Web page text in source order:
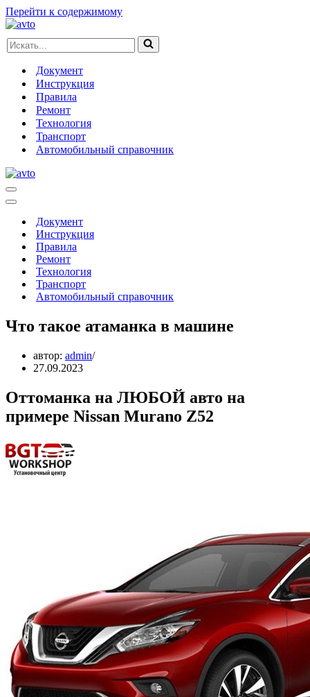
Перейти к содержимому
Искать...
Документ
Инструкция
Правила
Ремонт
Технология
Транспорт
Автомобильный справочник
Меню
навигации
Меню
навигацииДокумент
Инструкция
Правила
Ремонт
Технология
Транспорт
Автомобильный справочник
Что такое атаманка в машине
автор: admin
27.09.2023
Оттоманка на ЛЮБОЙ авто на
примере Nissan Murano Z52